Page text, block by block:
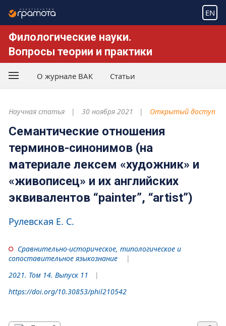
EN
Филологические науки.
Вопросы теории и практики
О журнале ВАК Статьи
Научная статья 30 ноября 2021 Открытый доступ
Семантические отношения
терминов-синонимов (на
материале лексем «художник» и
«живописец» и их английских
эквивалентов “painter”, “artist”)
Рулевская Е. С.
Сравнительно-историческое, типологическое и
сопоставительное языкознание
2021. Том 14. Выпуск 11
https://doi.org/10.30853/phil210542